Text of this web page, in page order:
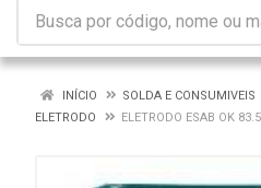
INÍCIO
SOLDA E CONSUMIVEIS
ELETRODO
ELETRODO ESAB OK